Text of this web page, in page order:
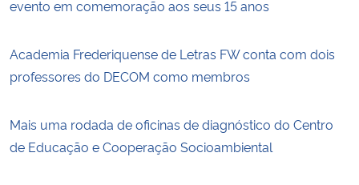
evento em comemoração aos seus 15 anos
Academia Frederiquense de Letras FW conta com dois
professores do DECOM como membros
Mais uma rodada de oficinas de diagnóstico do Centro
de Educação e Cooperação Socioambiental